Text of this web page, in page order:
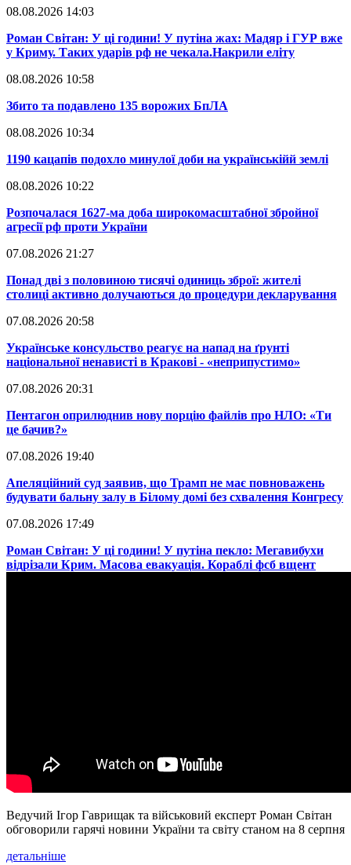
08.08.2026 14:03
​Роман Світан: У ці години! У путіна жах: Мадяр і ГУР вже
у Криму. Таких ударів рф не чекала.Накрили еліту
08.08.2026 10:58
​Збито та подавлено 135 ворожих БпЛА
08.08.2026 10:34
​1190 кацапів подохло минулої доби на українськійй землі
08.08.2026 10:22
​Розпочалася 1627-ма доба широкомасштабної збройної
агресії рф проти України
07.08.2026 21:27
​Понад дві з половиною тисячі одиниць зброї: жителі
столиці активно долучаються до процедури декларування
07.08.2026 20:58
​Українське консульство реагує на напад на ґрунті
національної ненависті в Кракові - «неприпустимо»
07.08.2026 20:31
​Пентагон оприлюднив нову порцію файлів про НЛО: «Ти
це бачив?»
07.08.2026 19:40
​Апеляційний суд заявив, що Трамп не має повноважень
будувати бальну залу в Білому домі без схвалення Конгресу
07.08.2026 17:49
​Роман Світан: У ці години! У путіна пекло: Мегавибухи
відрізали Крим. Масова евакуація. Кораблі фсб вщент
Ведучий Ігор Гаврищак та військовий експерт Роман Світан
обговорили гарячі новини України та світу станом на 8 серпня
детальніше